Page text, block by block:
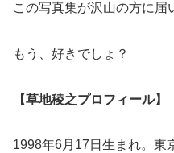
この写真集が沢山の方に届
もう、好きでしょ？
【草地稜之プロフィール】
1998年6月17日生まれ。東